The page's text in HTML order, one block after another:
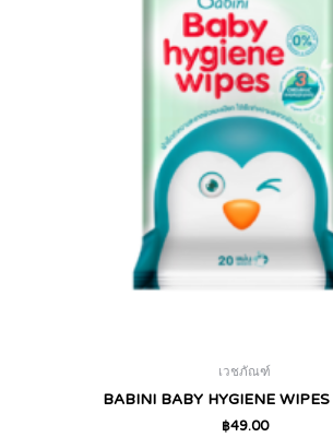
เวชภัณฑ์
BABINI BABY HYGIENE
฿49.00